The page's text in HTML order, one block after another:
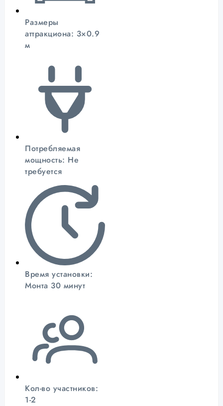
Размеры
аттракциона: 3×0.9
м
Потребляемая
мощность: Не
требуется
Время установки:
Монта 30 минут
Кол-во участников:
1-2